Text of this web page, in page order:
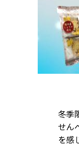
冬季
せん
を感